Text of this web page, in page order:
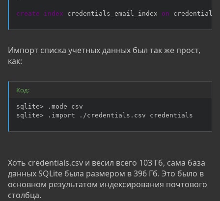
create index credentials_email_index on credentials
Импорт списка учетных данных был так же прост,
как:
Код:
sqlite> .mode csv
sqlite> .import ./credentials.csv credentials
Хоть credentials.csv и весил всего 103 Гб, сама база
данных SQLite была размером в 396 Гб. Это было в
основном результатом индексирования почтового
столбца.